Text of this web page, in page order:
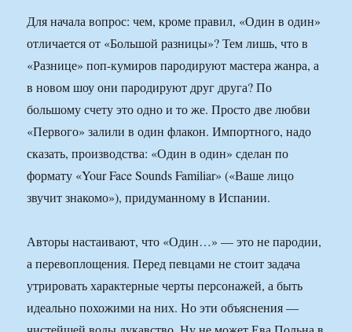
Для начала вопрос: чем, кроме правил, «Один в один»
отличается от «Большой разницы»? Тем лишь, что в
«Разнице» поп-кумиров пародируют мастера жанра, а
в новом шоу они пародируют друг друга? По
большому счету это одно и то же. Просто две любви
«Первого» залили в один флакон. Импортного, надо
сказать, производства: «Один в один» сделан по
формату «Your Face Sounds Familiar» («Ваше лицо
звучит знакомо»), придуманному в Испании.
Авторы настаивают, что «Один…» — это не пародии,
а перевоплощения. Перед певцами не стоит задача
утрировать характерные черты персонажей, а быть
идеально похожими на них. Но эти объяснения —